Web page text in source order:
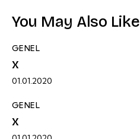
You May Also Like
GENEL
x
01.01.2020
GENEL
x